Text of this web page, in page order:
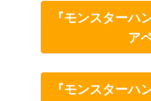
『モンスターハ
ア
『モンスターハ